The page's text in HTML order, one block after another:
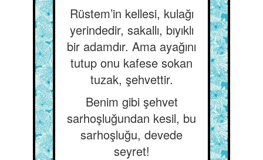
Rüstem’in kellesi, kulağı
yerindedir, sakallı, bıyıklı
bir adamdır. Ama ayağını
tutup onu kafese sokan
tuzak, şehvettir.
Benim gibi şehvet
sarhoşluğundan kesil, bu
sarhoşluğu, devede
seyret!